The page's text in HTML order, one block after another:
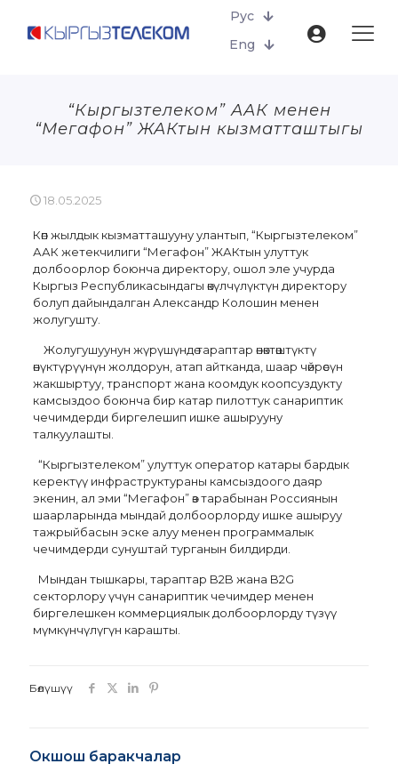
Рус
Eng
“Кыргызтелеком” ААК менен
“Мегафон” ЖАКтын кызматташтыгы
18.05.2025
Көп жылдык кызматташууну улантып, “Кыргызтелеком”
ААК жетекчилиги “Мегафон” ЖАКтын улуттук
долбоорлор боюнча директору, ошол эле учурда
Кыргыз Республикасындагы өкүлчүлүктүн директору
болуп дайындалган Александр Колошин менен
жолугушту.
Жолугушуунун жүрүшүндө тараптар өнөктөштүктү
өнүктүрүүнүн жолдорун, атап айтканда, шаар чөйрөсүн
жакшыртуу, транспорт жана коомдук коопсуздукту
камсыздоо боюнча бир катар пилоттук санариптик
чечимдерди биргелешип ишке ашырууну
талкуулашты.
“Кыргызтелеком” улуттук оператор катары бардык
керектүү инфраструктураны камсыздоого даяр
экенин, ал эми “Мегафон” өз тарабынан Россиянын
шаарларында мындай долбоорлорду ишке ашыруу
тажрыйбасын эске алуу менен программалык
чечимдерди сунуштай турганын билдирди.
Мындан тышкары, тараптар B2B жана B2G
секторлору үчүн санариптик чечимдер менен
биргелешкен коммерциялык долбоорлорду түзүү
мүмкүнчүлүгүн карашты.
Бөлүшүү
Окшош баракчалар